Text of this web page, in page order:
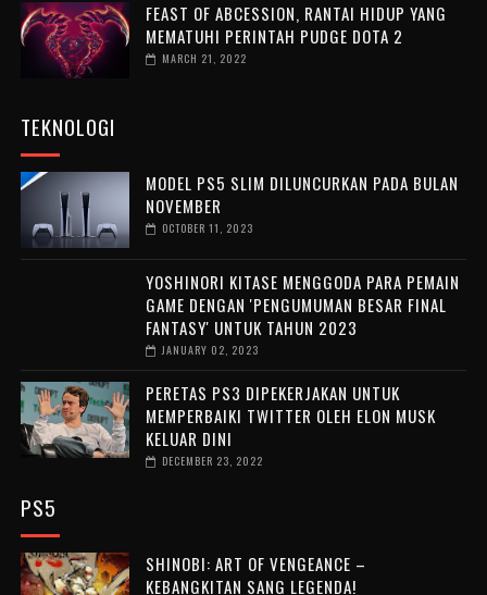
FEAST OF ABCESSION, RANTAI HIDUP YANG
MEMATUHI PERINTAH PUDGE DOTA 2
MARCH 21, 2022
TEKNOLOGI
MODEL PS5 SLIM DILUNCURKAN PADA BULAN
NOVEMBER
OCTOBER 11, 2023
YOSHINORI KITASE MENGGODA PARA PEMAIN
GAME DENGAN 'PENGUMUMAN BESAR FINAL
FANTASY' UNTUK TAHUN 2023
JANUARY 02, 2023
PERETAS PS3 DIPEKERJAKAN UNTUK
MEMPERBAIKI TWITTER OLEH ELON MUSK
KELUAR DINI
DECEMBER 23, 2022
PS5
SHINOBI: ART OF VENGEANCE –
KEBANGKITAN SANG LEGENDA!